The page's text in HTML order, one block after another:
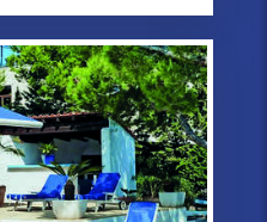
grâce à nos